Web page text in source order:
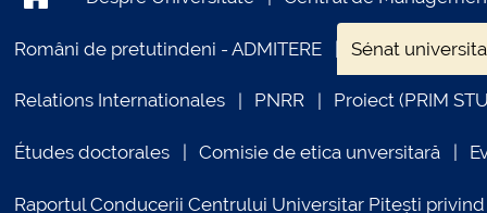
Români de pretutindeni - ADMITERE Sénat
Relations Internationales PNRR Proiect (PRIM
Études doctorales Comisie de etica unversitară
Raportul Conducerii Centrului Universitar Pitești